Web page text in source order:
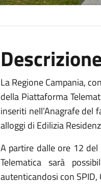
Descrizione
La Regione Campania,
della Piattaforma
inseriti nell’Anagrafe del
alloggi di Edilizia
A partire dalle ore 12
Telematica sarà
autenticandosi con SPID,